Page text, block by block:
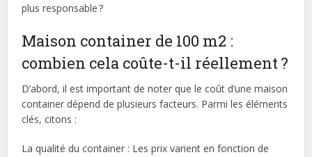
plus responsable ?
Maison container de 100 m2 :
combien cela coûte-t-il réellement ?
D’abord, il est important de noter que le coût d’une maison
container dépend de plusieurs facteurs. Parmi les éléments
clés, citons :
La qualité du container : Les prix varient en fonction de